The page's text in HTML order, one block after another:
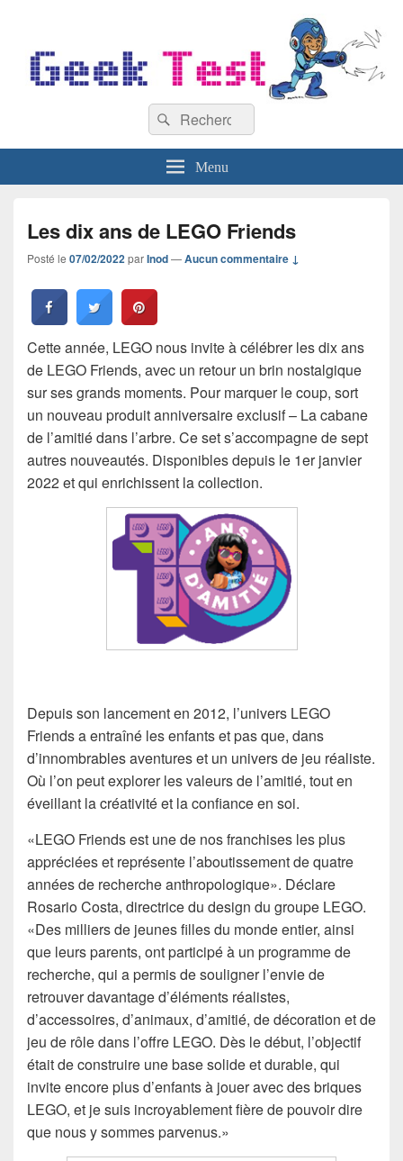
Recherche :
Rechercher
Menu
Les dix ans de LEGO Friends
Posté le 07/02/2022parInod—Aucun commentaire ↓
Cette année, LEGO nous invite à célébrer les dix ans
de LEGO Friends, avec un retour un brin nostalgique
sur ses grands moments. Pour marquer le coup, sort
un nouveau produit anniversaire exclusif – La cabane
de l’amitié dans l’arbre. Ce set s’accompagne de sept
autres nouveautés. Disponibles depuis le 1er janvier
2022 et qui enrichissent la collection.
Depuis son lancement en 2012, l’univers LEGO
Friends a entraîné les enfants et pas que, dans
d’innombrables aventures et un univers de jeu réaliste.
Où l’on peut explorer les valeurs de l’amitié, tout en
éveillant la créativité et la confiance en soi.
«LEGO Friends est une de nos franchises les plus
appréciées et représente l’aboutissement de quatre
années de recherche anthropologique». Déclare
Rosario Costa, directrice du design du groupe LEGO.
«Des milliers de jeunes filles du monde entier, ainsi
que leurs parents, ont participé à un programme de
recherche, qui a permis de souligner l’envie de
retrouver davantage d’éléments réalistes,
d’accessoires, d’animaux, d’amitié, de décoration et de
jeu de rôle dans l’offre LEGO. Dès le début, l’objectif
était de construire une base solide et durable, qui
invite encore plus d’enfants à jouer avec des briques
LEGO, et je suis incroyablement fière de pouvoir dire
que nous y sommes parvenus.»